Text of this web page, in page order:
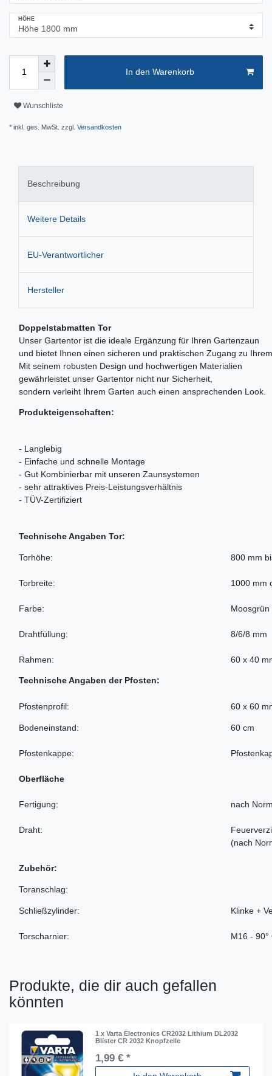
HÖHE
In den Warenkorb
Wunschliste
* inkl. ges. MwSt. zzgl. Versandkosten
Beschreibung
Weitere Details
EU-Verantwortlicher
Hersteller
Doppelstabmatten Tor
Unser Gartentor ist die ideale Ergänzung für Ihren Gartenzaun
und bietet Ihnen einen sicheren und praktischen Zugang zu
Mit seinem robusten Design und hochwertigen Materialien
gewährleistet unser Gartentor nicht nur Sicherheit,
sondern verleiht Ihrem Garten auch einen ansprechenden Look.
Produkteigenschaften:
- Langlebig
- Einfache und schnelle Montage
- Gut Kombinierbar mit unseren Zaunsystemen
- sehr attraktives Preis-Leistungsverhältnis
- TÜV-Zertifiziert
Technische Angaben Tor:
Torhöhe:
Torbreite:
Farbe:
Drahtfüllung:
Rahmen:
800 mm
1000 mm
Moosgrün
8/6/8 mm
60 x 40
Technische Angaben der Pfosten:
Pfostenprofil:
Bodeneinstand:
Pfostenkappe:
60 x 60
60 cm
Oberfläche
Fertigung:
Draht:
nach
(nach
Zubehör:
Toranschlag:
Schließzylinder:
Torscharnier:
Klinke +
M16 - 90°
Produkte, die dir auch gefallen
könnten
1 x Varta Electronics CR2032 Lithium DL2032
Blister CR 2032 Knopfzelle
1,99 € *